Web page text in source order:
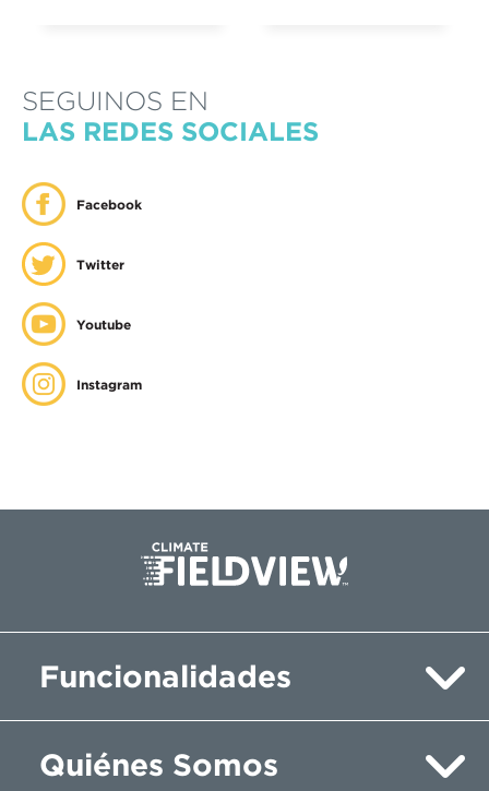
SEGUINOS EN
LAS REDES SOCIALES
Facebook
Twitter
Youtube
Instagram
Funcionalidades
Quiénes Somos